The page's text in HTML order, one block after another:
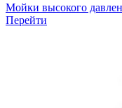
Мойки высокого
Перейти